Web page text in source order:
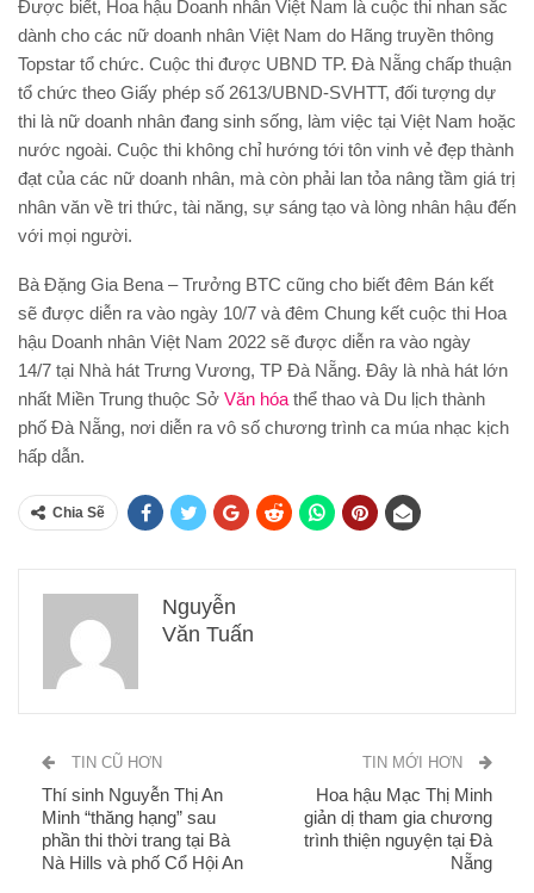
Được biết, Hoa hậu Doanh nhân Việt Nam là cuộc thi nhan sắc
dành cho các nữ doanh nhân Việt Nam do Hãng truyền thông
Topstar tổ chức. Cuộc thi được UBND TP. Đà Nẵng chấp thuận
tổ chức theo Giấy phép số 2613/UBND-SVHTT, đối tượng dự
thi là nữ doanh nhân đang sinh sống, làm việc tại Việt Nam hoặc
nước ngoài. Cuộc thi không chỉ hướng tới tôn vinh vẻ đẹp thành
đạt của các nữ doanh nhân, mà còn phải lan tỏa nâng tầm giá trị
nhân văn về tri thức, tài năng, sự sáng tạo và lòng nhân hậu đến
với mọi người.
Bà Đặng Gia Bena – Trưởng BTC cũng cho biết đêm Bán kết
sẽ được diễn ra vào ngày 10/7 và đêm Chung kết cuộc thi Hoa
hậu Doanh nhân Việt Nam 2022 sẽ được diễn ra vào ngày
14/7 tại Nhà hát Trưng Vương, TP Đà Nẵng. Đây là nhà hát lớn
nhất Miền Trung thuộc Sở Văn hóathể thao và Du lịch thành
phố Đà Nẵng, nơi diễn ra vô số chương trình ca múa nhạc kịch
hấp dẫn.
Chia Sẽ
Nguyễn
Văn Tuấn
TIN CŨ HƠN
Thí sinh Nguyễn Thị An
Minh “thăng hạng” sau
phần thi thời trang tại Bà
Nà Hills và phố Cổ Hội An
TIN MỚI HƠN
Hoa hậu Mạc Thị Minh
giản dị tham gia chương
trình thiện nguyện tại Đà
Nẵng